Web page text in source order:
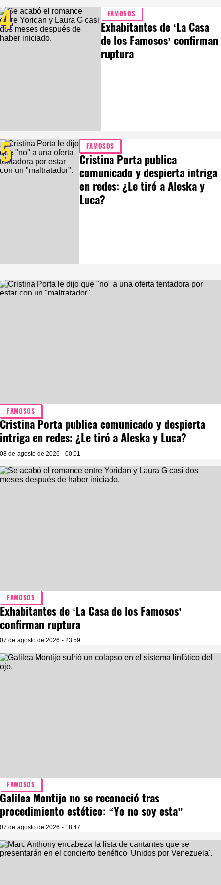
4 FAMOSOS
Exhabitantes de ‘La Casa
de los Famosos’ confirman
ruptura
5 FAMOSOS
Cristina Porta publica
comunicado y despierta intriga
en redes: ¿Le tiró a Aleska y
Luca?
FAMOSOS
Cristina Porta publica comunicado y despierta
intriga en redes: ¿Le tiró a Aleska y Luca?
08 de agosto de 2026 - 00:01
FAMOSOS
Exhabitantes de ‘La Casa de los Famosos’
confirman ruptura
07 de agosto de 2026 - 23:59
FAMOSOS
Galilea Montijo no se reconoció tras
procedimiento estético: “Yo no soy esta”
07 de agosto de 2026 - 18:47